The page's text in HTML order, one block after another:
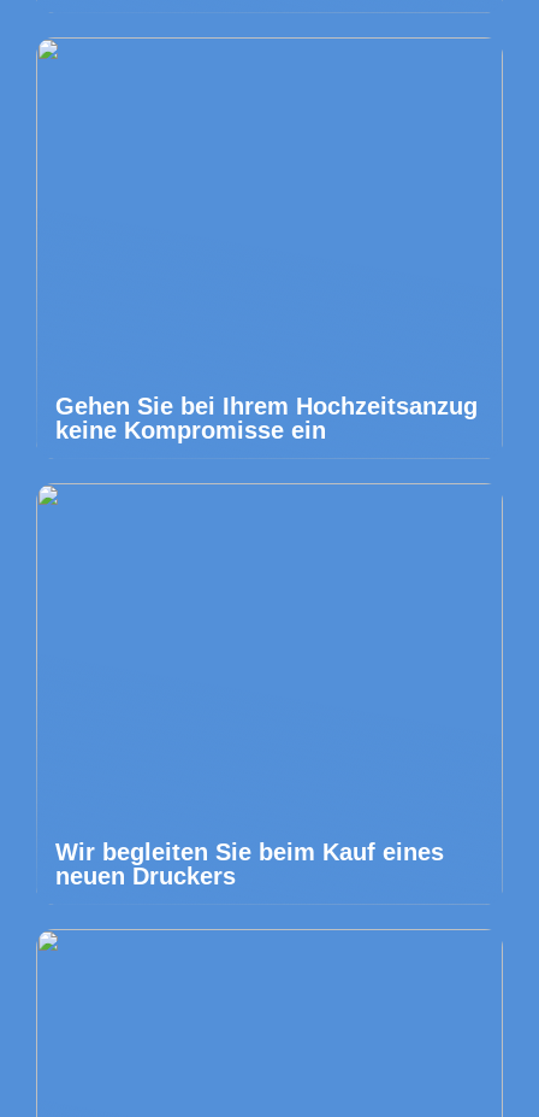
Gehen Sie bei Ihrem Hochzeitsanzug
keine Kompromisse ein
Wir begleiten Sie beim Kauf eines
neuen Druckers